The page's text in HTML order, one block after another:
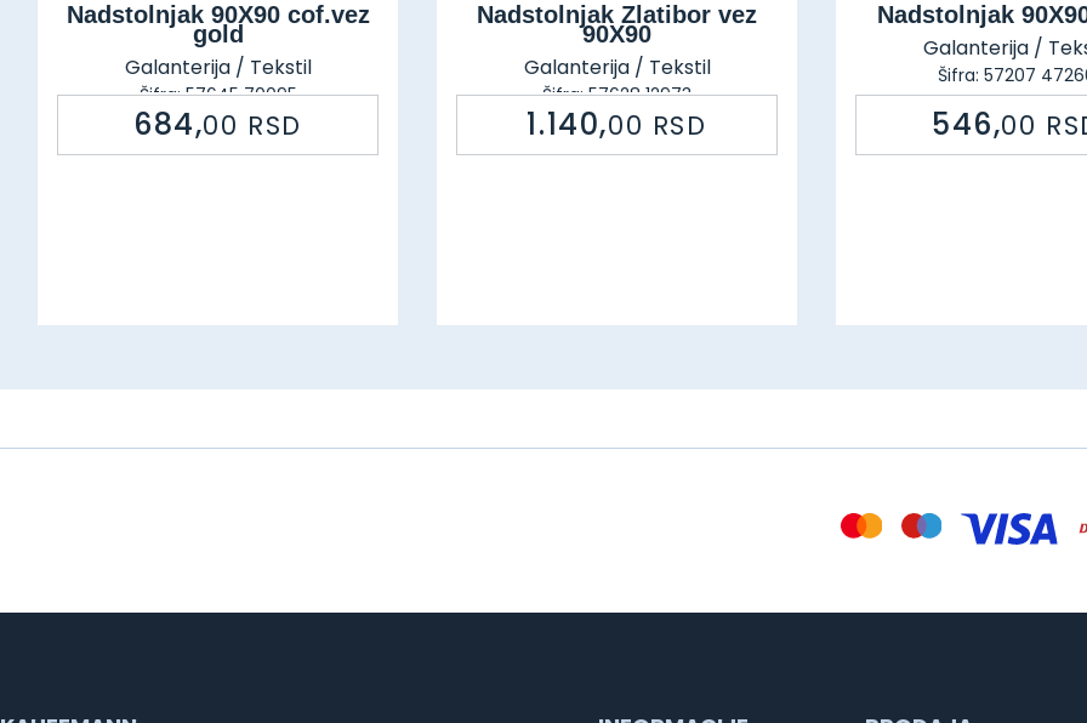
Nadstolnjak 90X90 cof.vez
gold
Galanterija / Tekstil
Šifra: 57645 70095
684,00 RSD
Nadstolnjak Zlatibor vez
90X90
Galanterija / Tekstil
Šifra: 57628 12973
1.140,00 RSD
Nadstolnjak
Galanterija /
Šifra: 57207
546,00